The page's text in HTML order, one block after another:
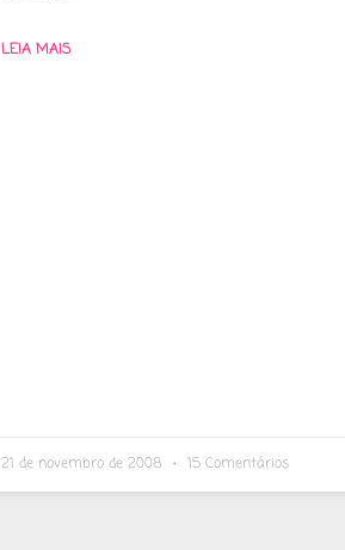
LEIA MAIS
21 de novembro de 2008 15 Comentários